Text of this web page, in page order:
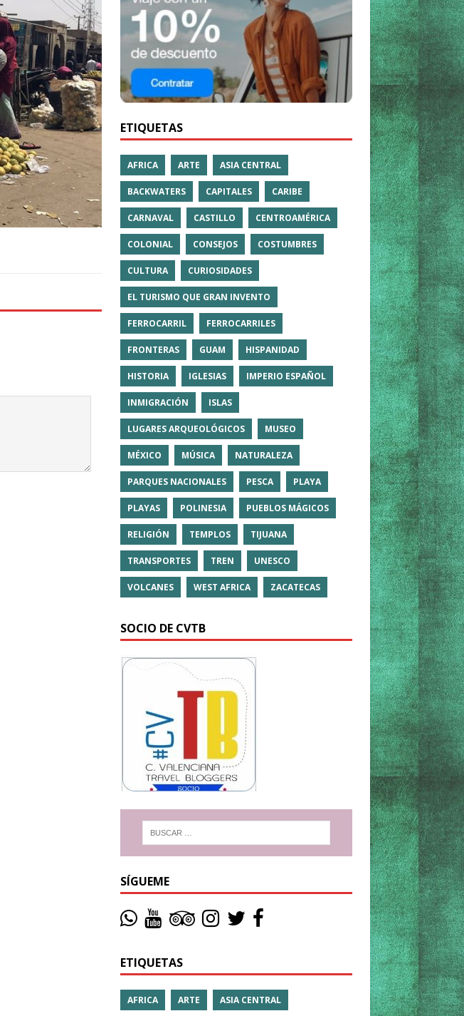
ETIQUETAS
AFRICA ARTE ASIA CENTRAL
BACKWATERS CAPITALES CARIBE
CARNAVAL CASTILLO CENTROAMÉRICA
COLONIAL CONSEJOS COSTUMBRES
CULTURA CURIOSIDADES
EL TURISMO QUE GRAN INVENTO
FERROCARRIL FERROCARRILES
FRONTERAS GUAM HISPANIDAD
HISTORIA IGLESIAS IMPERIO ESPAÑOL
INMIGRACIÓN ISLAS
LUGARES ARQUEOLÓGICOS MUSEO
MÉXICO MÚSICA NATURALEZA
PARQUES NACIONALES PESCA PLAYA
PLAYAS POLINESIA PUEBLOS MÁGICOS
RELIGIÓN TEMPLOS TIJUANA
TRANSPORTES TREN UNESCO
VOLCANES WEST AFRICA ZACATECAS
SOCIO DE CVTB
SÍGUEME
ETIQUETAS
AFRICA ARTE ASIA CENTRAL